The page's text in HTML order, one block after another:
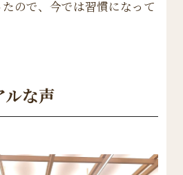
ので、今では習慣になって
ルな声